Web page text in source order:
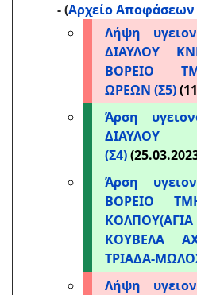
-(Αρχείο Αποφάσεων
Λήψη
ΔΙΑΥΛΟΥ
ΒΟΡΕΙΟ
ΩΡΕΩΝ (Σ5)
Άρση
(Σ4)
Άρση
ΒΟΡΕΙΟ
ΚΟΥΒΕΛΑ
ΤΡΙΑΔΑ-
Λήψη